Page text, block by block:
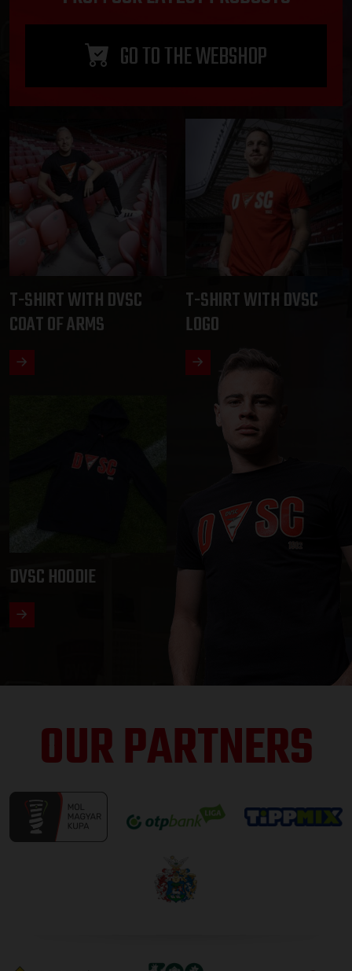
GO TO THE WEBSHOP
T-SHIRT WITH DVSC
COAT OF ARMS
T-SHIRT WITH DVSC
LOGO
DVSC HOODIE
OUR PARTNERS